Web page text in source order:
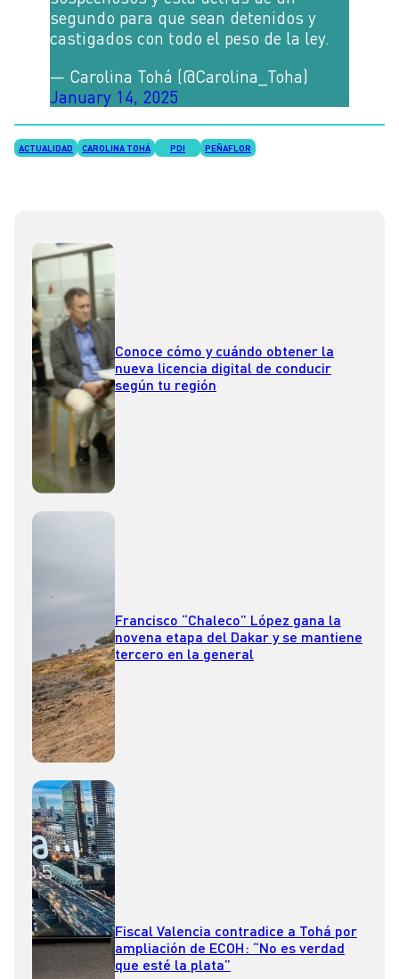
segundo para que sean detenidos y
castigados con todo el peso de la ley.
— Carolina Tohá (@Carolina_Toha)
January 14, 2025
ACTUALIDAD CAROLINA TOHÁ PDI PEÑAFLOR
Conoce cómo y cuándo obtener la
nueva licencia digital de conducir
según tu región
Francisco “Chaleco” López gana la
novena etapa del Dakar y se mantiene
tercero en la general
Fiscal Valencia contradice a Tohá por
ampliación de ECOH: “No es verdad
que esté la plata”